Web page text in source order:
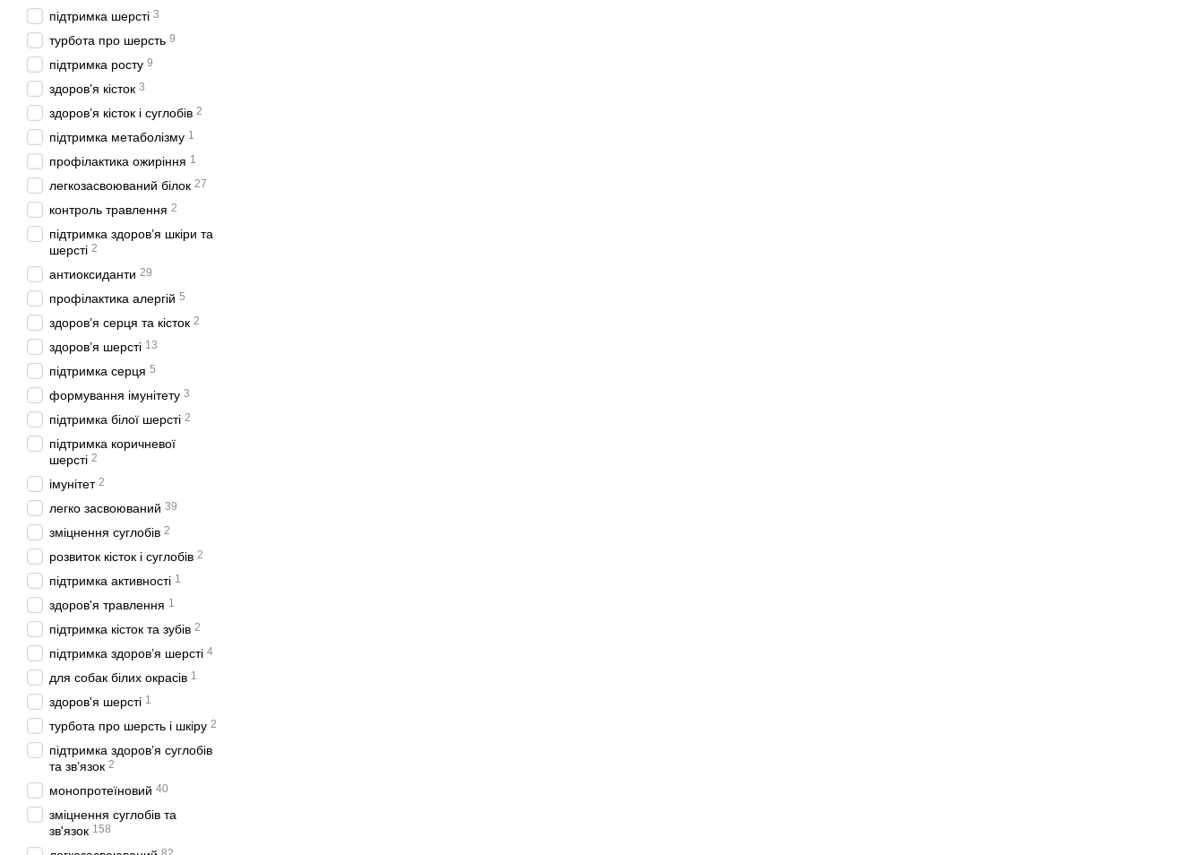
підтримка шерсті 3
турбота про шерсть 9
підтримка росту 9
здоров’я кісток 3
здоров’я кісток і суглобів 2
підтримка метаболізму 1
профілактика ожиріння 1
легкозасвоюваний білок 27
контроль травлення 2
підтримка здоров’я шкіри та
шерсті 2
антиоксиданти 29
профілактика алергій 5
здоров’я серця та кісток 2
здоров’я шерсті 13
підтримка серця 5
формування імунітету 3
підтримка білої шерсті 2
підтримка коричневої
шерсті 2
імунітет 2
легко засвоюваний 39
зміцнення суглобів 2
розвиток кісток і суглобів 2
підтримка активності 1
здоров'я травлення 1
підтримка кісток та зубів 2
підтримка здоров’я шерсті 4
для собак білих окрасів 1
здоров'я шерсті 1
турбота про шерсть і шкіру 2
підтримка здоров’я суглобів
та зв’язок 2
монопротеїновий 40
зміцнення суглобів та
зв'язок 158